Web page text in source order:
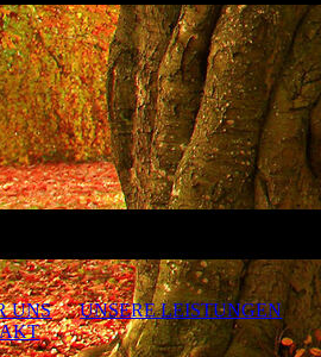
UNS
UNSERE LEISTUNGEN